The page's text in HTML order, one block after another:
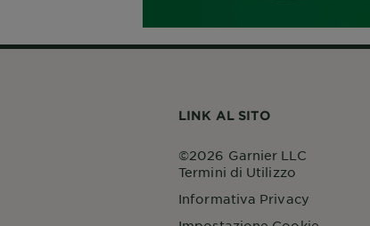
LINK AL SITO
Termini di Utilizzo
Informativa Privacy
©2026 Garnier LLC